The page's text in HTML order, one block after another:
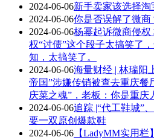
2024-06-06新手卖家该选择淘
2024-06-06你是否误解了微商
2024-06-06杨幂起诉微商侵权
权“讨债”这个段子太搞笑了
知，太搞笑了。
2024-06-06海量财经 | 林瑞阳
帝国”涉嫌传销被查去重庆餐
庆菜之魂”，老板：你是重庆
2024-06-06追踪 |“代工鞋城”
要一双原创爆款鞋
2024-06-06 【LadyMM实用